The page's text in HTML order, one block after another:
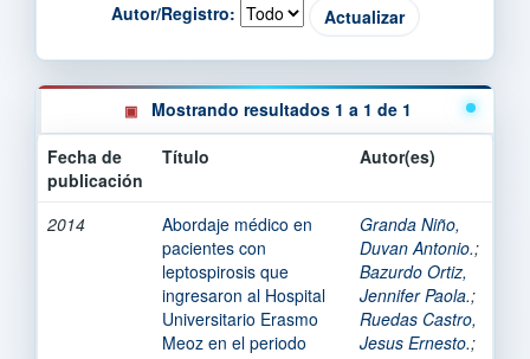
Autor/Registro:
Mostrando resultados 1 a 1 de 1
Fecha de
publicación
Título Autor(es)
2014
Abordaje médico en
pacientes con
leptospirosis que
ingresaron al Hospital
Universitario Erasmo
Meoz en el periodo
Granda Niño,
Duvan Antonio.;
Bazurdo Ortiz,
Jennifer Paola.;
Ruedas Castro,
Jesus Ernesto.;